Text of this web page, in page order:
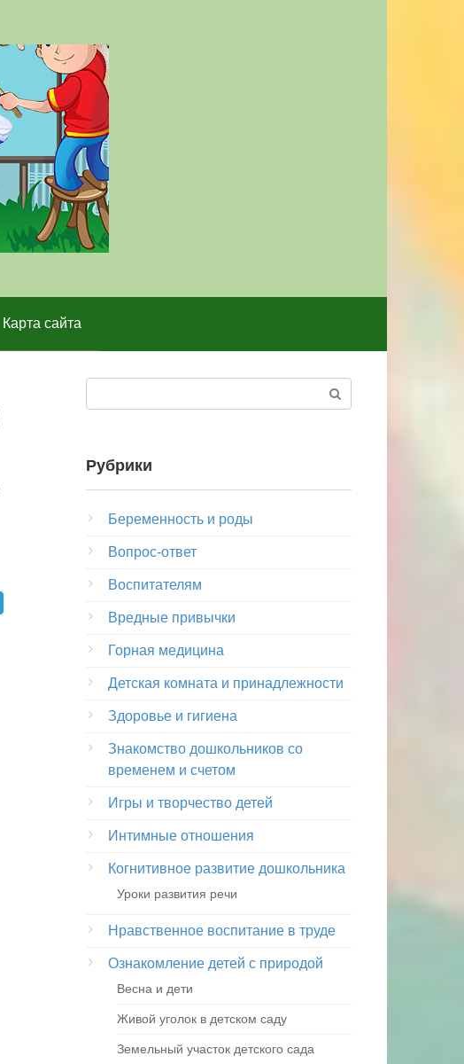
Карта сайта
Рубрики
Беременность и роды
Вопрос-ответ
Воспитателям
Вредные привычки
Горная медицина
Детская комната и принадлежности
Здоровье и гигиена
Знакомство дошкольников со
временем и счетом
Игры и творчество детей
Интимные отношения
Когнитивное развитие дошкольника
Уроки развития речи
Нравственное воспитание в труде
Ознакомление детей с природой
Весна и дети
Живой уголок в детском саду
Земельный участок детского сада